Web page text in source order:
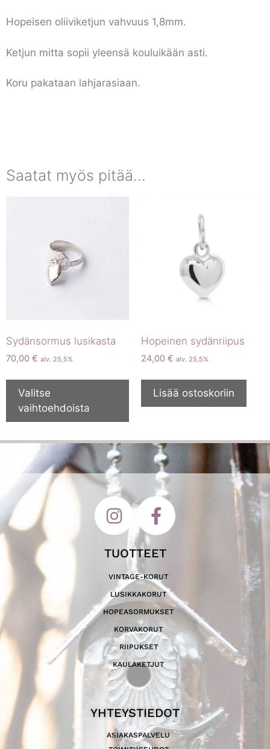
Hopeisen oliiviketjun vahvuus 1,8mm.
Ketjun mitta sopii yleensä kouluikään asti.
Koru pakataan lahjarasiaan.
Saatat myös pitää...
Sydänsormus lusikasta
70,00 € alv. 25,5%
Valitse
vaihtoehdoista
Hopeinen sydänriipus
24,00 € alv. 25,5%
Lisää ostoskoriin
TUOTTEET
VINTAGE-KORUT
LUSIKKAKORUT
HOPEASORMUKSET
KORVAKORUT
RIIPUKSET
KAULAKETJUT
YHTEYSTIEDOT
ASIAKASPALVELU